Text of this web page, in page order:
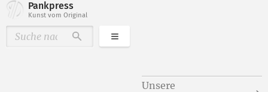
Pankpress
Kunst vom Original
DurchsuchenKategorien
Unsere